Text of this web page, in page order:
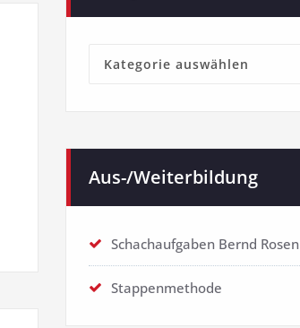
Kategorien
Aus-/Weiterbildung
Schachaufgaben Bernd Rosen
Stappenmethode